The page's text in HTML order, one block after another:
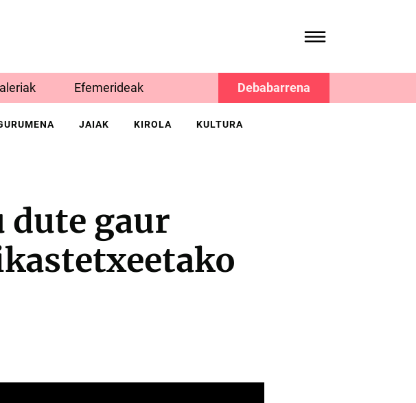
Efemerideak Debabarrena
JAIAK KIROLA KULTURA
gaur